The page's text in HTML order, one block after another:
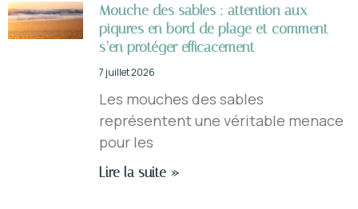
Mouche des sables : attention aux
piqures en bord de plage et comment
s’en protéger efficacement
7 juillet 2026
Les mouches des sables
représentent une véritable menace
pour les
Lire la suite »